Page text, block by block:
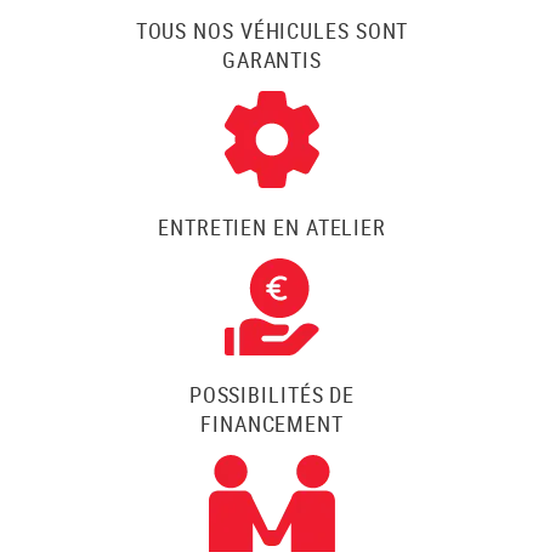
TOUS NOS VÉHICULES SONT
GARANTIS
ENTRETIEN EN ATELIER
POSSIBILITÉS DE
FINANCEMENT